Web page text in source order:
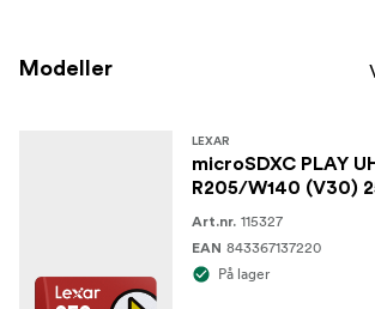
Modeller
LEXAR
microSDXC PLAY
R205/W140 (V30)
Art.nr. 115327
EAN 843367137220
På lager